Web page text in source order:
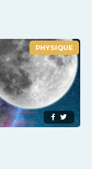
PHYSIQUE